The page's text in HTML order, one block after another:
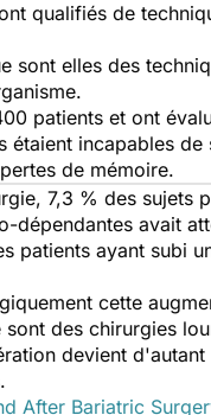
qualifiés de
sont elles des
patients et ont
incapables
de mémoire.
7,3 % des sujets
avait
patients ayant subi
cette
des chirurgies
devient
After Bariatric